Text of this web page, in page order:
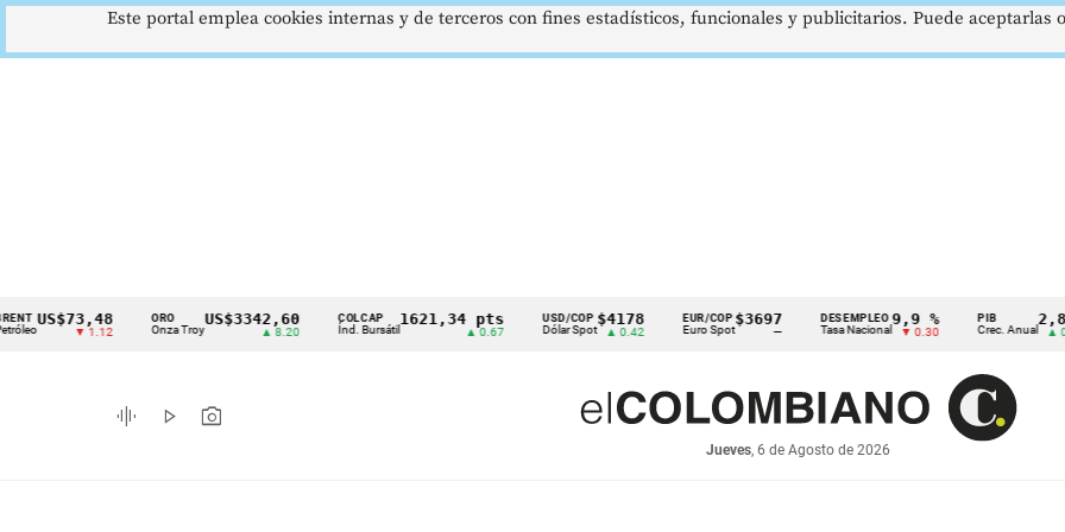
Cintillo
indicadores
económicos
▼ 1.12
ORO
Onza Troy
US$3342,60 COLCAP
Índ. Bursátil
1621,34 pts USD/COP
Dólar Spot
$4178
▲ 0.42
EUR/COP
Euro Spot
$3697
—
DESEMPLEO
Tasa Nacional
9,9 %
▼ 0.30
PIB
Crec. Anual
2,8 %
▲ 0.10
graphic_eq play_arrow photo_camera
Jueves, 6 de Agosto de 2026
Este portal emplea cookies internas y de terceros con fines estadísticos, funcionales y publicitarios. Puede aceptarlas